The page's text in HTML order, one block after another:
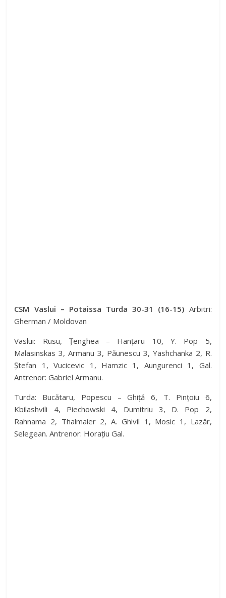
CSM Vaslui – Potaissa Turda 30-31 (16-15) Arbitri:
Gherman / Moldovan
Vaslui: Rusu, Țenghea – Hanțaru 10, Y. Pop 5,
Malasinskas 3, Armanu 3, Păunescu 3, Yashchanka 2, R.
Ștefan 1, Vucicevic 1, Hamzic 1, Aungurenci 1, Gal.
Antrenor: Gabriel Armanu.
Turda: Bucătaru, Popescu – Ghiță 6, T. Pințoiu 6,
Kbilashvili 4, Piechowski 4, Dumitriu 3, D. Pop 2,
Rahnama 2, Thalmaier 2, A. Ghivil 1, Mosic 1, Lazăr,
Selegean. Antrenor: Horațiu Gal.